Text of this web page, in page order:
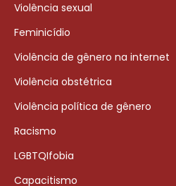
Violência sexual
Feminicídio
Violência de gênero na internet
Violência obstétrica
Violência política de gênero
Racismo
LGBTQIfobia
Capacitismo